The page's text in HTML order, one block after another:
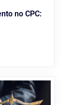
no CPC: